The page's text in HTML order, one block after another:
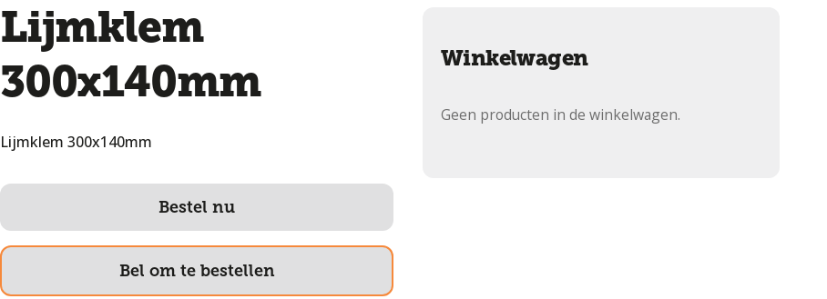
Lijmklem
300x140mm
Lijmklem 300x140mm
Bestel nu
Bel om te bestellen
Winkelwagen
Geen producten in de winkelwagen.